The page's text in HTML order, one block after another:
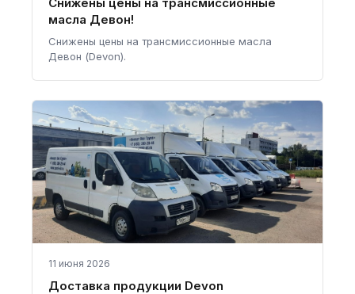
масла Девон!
Снижены цены на трансмиссионные масла
Девон (Devon).
11 июня 2026
Доставка продукции Devon